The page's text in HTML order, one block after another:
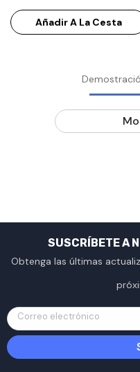
Nocturna Dual, Detección
De Movimiento, Audio
Añadir A La Cesta
SUSCRÍBETE A
Obtenga las últimas
Correo electrónico